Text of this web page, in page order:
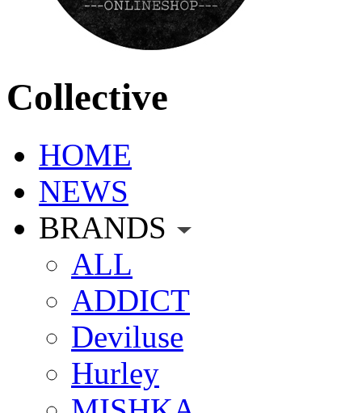
Collective
HOME
NEWS
BRANDS
ALL
ADDICT
Deviluse
Hurley